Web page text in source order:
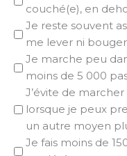
couché(e), en
Je reste souvent
me lever ni
Je marche peu
moins de 5 000
J’évite de
lorsque je peux
un autre moyen
Je fais moins de